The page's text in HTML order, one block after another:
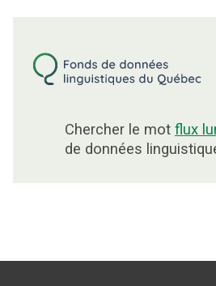
Chercher le mot flux
de données